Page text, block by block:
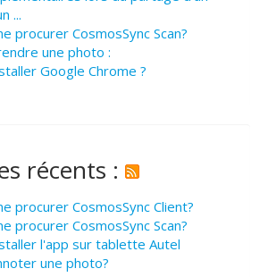
...
procurer CosmosSync Scan?
une photo :
Google Chrome ?
récents :
procurer CosmosSync Client?
procurer CosmosSync Scan?
l'app sur tablette Autel
une photo?